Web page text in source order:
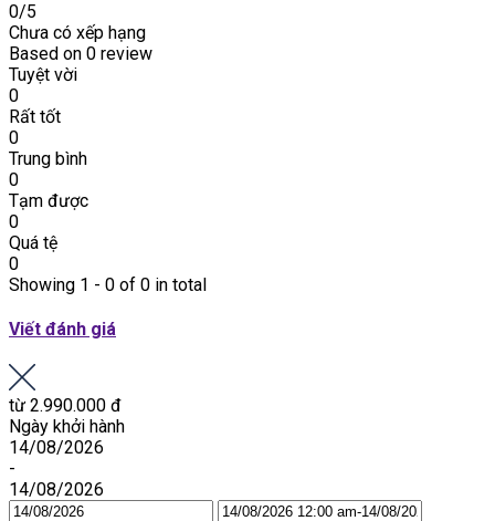
0/5
Chưa có xếp hạng
Based on 0 review
Tuyệt vời
0
Rất tốt
0
Trung bình
0
Tạm được
0
Quá tệ
0
Showing 1 - 0 of 0 in total
Viết đánh giá
từ 2.990.000 đ
Ngày khởi hành
14/08/2026
-
14/08/2026